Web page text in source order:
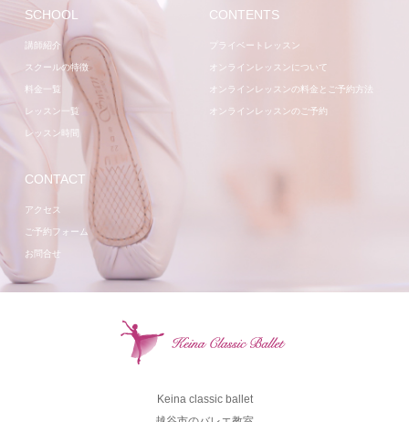
SCHOOL
講師紹介
スクールの特徴
料金一覧
レッスン一覧
レッスン時間
CONTENTS
プライベートレッスン
オンラインレッスンについて
オンラインレッスンの料金とご予約方法
オンラインレッスンのご予約
CONTACT
アクセス
ご予約フォーム
お問合せ
Keina classic ballet